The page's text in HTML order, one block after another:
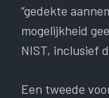
“gedekte
mogelijkheid
NIST, inclusief
Een tweede